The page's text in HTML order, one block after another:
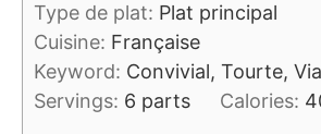
Type de plat: Plat principal
Cuisine: Française
Keyword: Convivial, Tourte,
Servings: 6 parts Calories: